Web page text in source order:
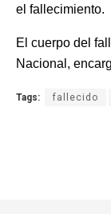
el fallecimiento.
El cuerpo del
Nacional,
Tags: fallecido